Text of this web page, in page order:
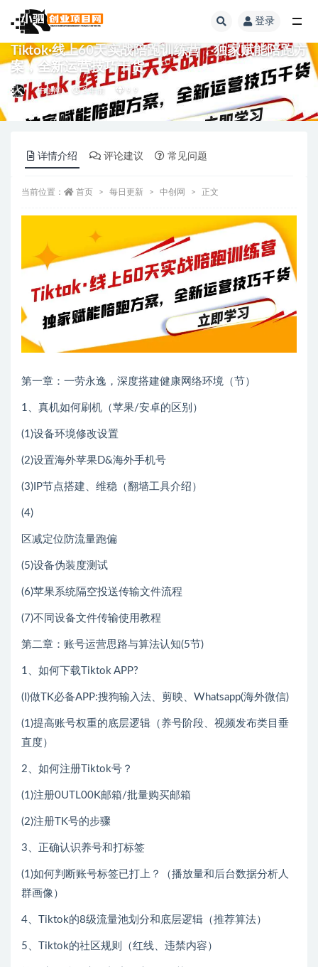
登录
Tiktok·线上60天实战陪跑训练营，独家赋能陪跑方
案，全新运营技巧干货
中创网 3 年前 9.9
详情介绍 评论建议 常见问题
当前位置： 首页 每日更新 中创网 正文
第一章：一劳永逸，深度搭建健康网络环境（节）
1、真机如何刷机（苹果/安卓的区别）
(1)设备环境修改设置
(2)设置海外苹果D&海外手机号
(3)IP节点搭建、维稳（翻墙工具介绍）
(4)
区减定位防流量跑偏
(5)设备伪装度测试
(6)苹果系统隔空投送传输文件流程
(7)不同设备文件传输使用教程
第二章：账号运营思路与算法认知(5节)
1、如何下载Tiktok APP?
(I)做TK必备APP:搜狗输入法、剪映、Whatsapp(海外微信)
(1)提高账号权重的底层逻辑（养号阶段、视频发布类目垂
直度）
2、如何注册Tiktok号？
(1)注册0UTL00K邮箱/批量购买邮箱
(2)注册TK号的步骤
3、正确认识养号和打标签
(1)如何判断账号标签已打上？（播放量和后台数据分析人
群画像）
4、Tiktok的8级流量池划分和底层逻辑（推荐算法）
5、Tiktok的社区规则（红线、违禁内容）